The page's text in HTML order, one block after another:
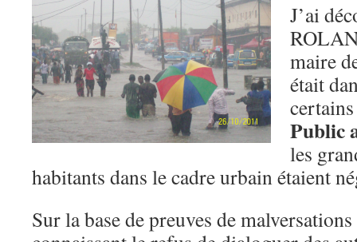
J’ai
maire
était
Public
les
habitants dans le cadre urbain étaient
Sur la base de preuves de